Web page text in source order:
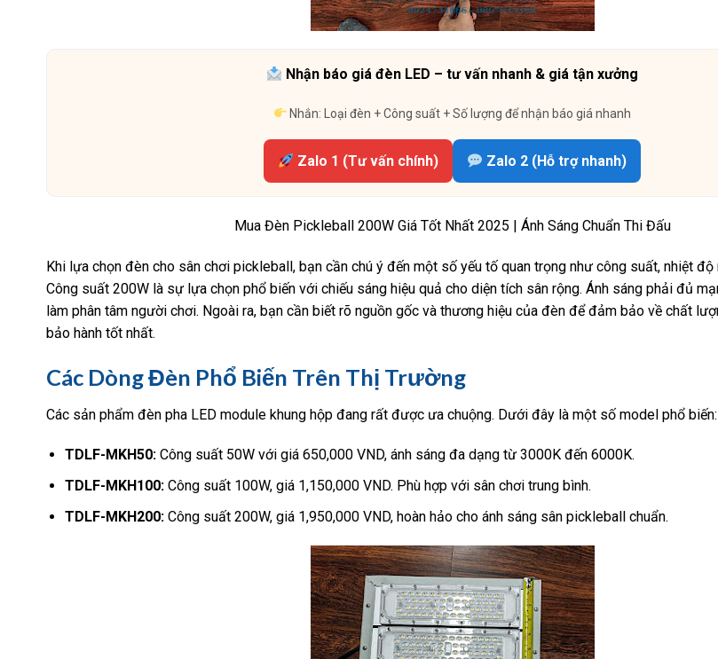
Nhận báo giá đèn LED – tư vấn nhanh & giá tận xưởng
Nhắn: Loại đèn + Công suất + Số lượng để nhận báo giá nhanh
Zalo 1 (Tư vấn chính) Zalo 2 (Hỗ trợ nhanh)
Mua Đèn Pickleball 200W Giá Tốt Nhất 2025 | Ánh Sáng Chuẩn Thi Đấu
Khi lựa chọn đèn cho sân chơi pickleball, bạn cần chú ý đến một số yếu tố quan trọng như công suất, nhiệt độ
Công suất 200W là sự lựa chọn phổ biến với chiếu sáng hiệu quả cho diện tích sân rộng. Ánh sáng phải đủ
làm phân tâm người chơi. Ngoài ra, bạn cần biết rõ nguồn gốc và thương hiệu của đèn để đảm bảo về chất
bảo hành tốt nhất.
Các Dòng Đèn Phổ Biến Trên Thị Trường
Các sản phẩm đèn pha LED module khung hộp đang rất được ưa chuộng. Dưới đây là một số model phổ biến:
TDLF-MKH50:Công suất 50W với giá 650,000 VND, ánh sáng đa dạng từ 3000K đến 6000K.
TDLF-MKH100:Công suất 100W, giá 1,150,000 VND. Phù hợp với sân chơi trung bình.
TDLF-MKH200:Công suất 200W, giá 1,950,000 VND, hoàn hảo cho ánh sáng sân pickleball chuẩn.